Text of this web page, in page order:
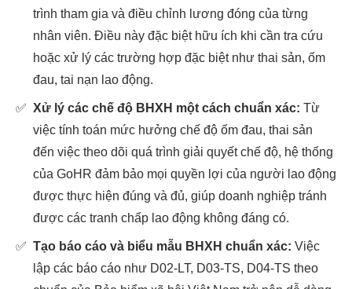
trình tham gia và điều chỉnh lương đóng của từng
nhân viên. Điều này đặc biệt hữu ích khi cần tra cứu
hoặc xử lý các trường hợp đặc biệt như thai sản, ốm
đau, tai nạn lao động.
✅ Xử lý các chế độ BHXH một cách chuẩn xác: Từ
việc tính toán mức hưởng chế độ ốm đau, thai sản
đến việc theo dõi quá trình giải quyết chế độ, hệ thống
của GoHR đảm bảo mọi quyền lợi của người lao động
được thực hiện đúng và đủ, giúp doanh nghiệp tránh
được các tranh chấp lao động không đáng có.
✅ Tạo báo cáo và biểu mẫu BHXH chuẩn xác: Việc
lập các báo cáo như D02-LT, D03-TS, D04-TS theo